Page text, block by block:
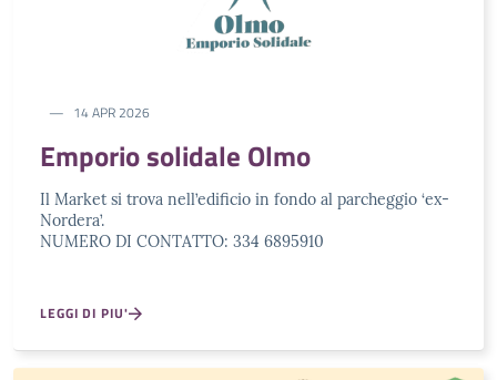
14 APR 2026
Emporio solidale Olmo
Il Market si trova nell’edificio in fondo al parcheggio ‘ex-
Nordera’.
NUMERO DI CONTATTO: 334 6895910
LEGGI DI PIU'